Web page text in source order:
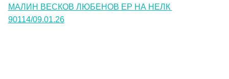
МАЛИН ВЕСКОВ ЛЮБЕНОВ ЕР НА НЕЛК
90114/09.01.26